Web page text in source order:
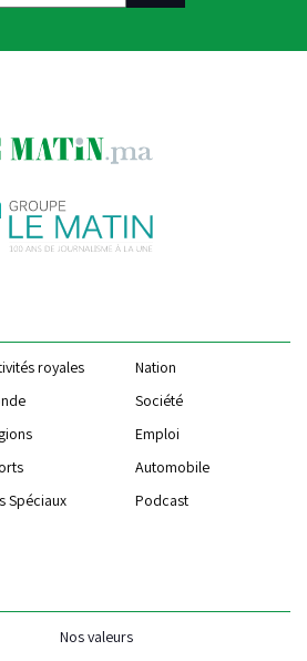
royales
Nation
Société
Emploi
Automobile
Spéciaux Podcast
Nos valeurs